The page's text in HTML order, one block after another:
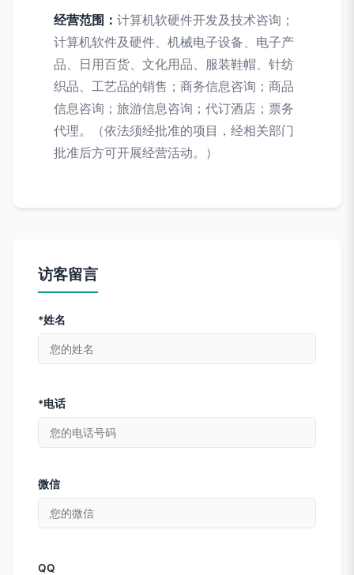
经营范围： 计算机软硬件开发及技术咨询；
计算机软件及硬件、机械电子设备、电子产
品、日用百货、文化用品、服装鞋帽、针纺
织品、工艺品的销售；商务信息咨询；商品
信息咨询；旅游信息咨询；代订酒店；票务
代理。（依法须经批准的项目，经相关部门
批准后方可开展经营活动。）
访客留言
*姓名
*电话
微信
QQ